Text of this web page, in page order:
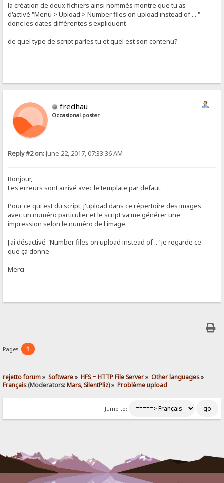
la création de deux fichiers ainsi nommés montre que tu as
d'activé "Menu > Upload > Number files on upload instead of ...."
donc les dates différentes s'expliquent
de quel type de script parles tu et quel est son contenu?
fredhau
Occasional poster
Reply #2 on:June 22, 2017, 07:33:36 AM
Bonjour,
Les erreurs sont arrivé avec le template par defaut.
Pour ce qui est du script, j'upload dans ce répertoire des images
avec un numéro particulier et le script va me générer une
impression selon le numéro de l'image.
J'ai désactivé "Number files on upload instead of .." je regarde ce
que ça donne.
Merci
Pages: 1
rejetto forum» Software» HFS ~ HTTP File Server» Other languages»
Français(Moderators:Mars,SilentPliz) » Problème upload
Jump to: